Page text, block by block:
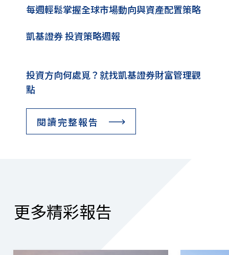
每週輕鬆掌握全球市場動向與資產配置策略
凱基證券 投資策略週報
投資方向何處覓？就找凱基證券財富管理觀
點
閱讀完整報告
更多精彩報告